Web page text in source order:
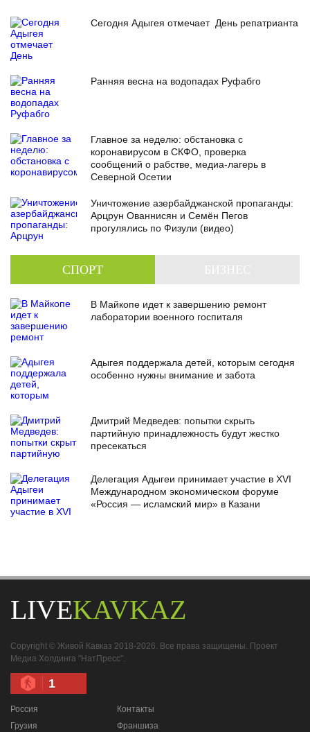
Сегодня Адыгея отмечает День репатрианта
Ранняя весна на водопадах Руфабго
Главное за неделю: обстановка с
коронавирусом в СКФО, проверка
сообщений о рабстве, медиа-лагерь в
Северной Осетии
Уничтожение азербайджанской пропаганды:
Арцрун Ованнисян и Семён Пегов
прогулялись по Физули (видео)
СПОРТ
В Майкопе идет к завершению ремонт
лаборатории военного госпиталя
Адыгея поддержала детей, которым сегодня
особенно нужны внимание и забота
Дмитрий Медведев: попытки скрыть
партийную принадлежность будут жестко
пресекаться
Делегация Адыгеи принимает участие в XVI
Международном экономическом форуме
«Россия — исламский мир» в Казани
LIVEKAVKAZ
Copyright © Живой Кавказ 2018-2026. Все права защищены. Проект
Медиа Холдинга "НатПресс".
1
Россия
Грузия
Контакты
Франшиза